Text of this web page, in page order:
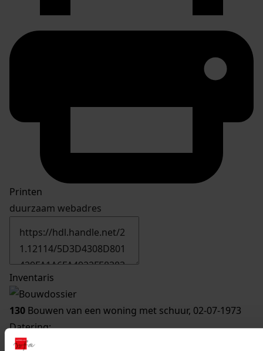
Printen
duurzaam webadres
Inventaris
130 Bouwen van een woning met schuur, 02-07-1973
Datering:
02-07-1973